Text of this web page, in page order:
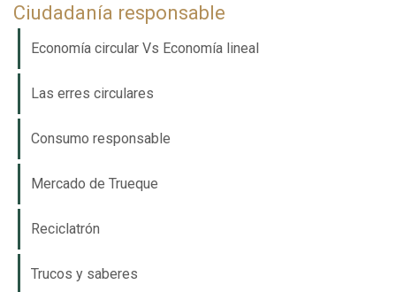
Ciudadanía responsable
Economía circular Vs Economía lineal
Las erres circulares
Consumo responsable
Mercado de Trueque
Reciclatrón
Trucos y saberes